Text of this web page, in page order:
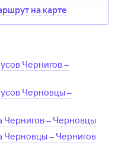
на карте
Чернигов–
Черновцы–
Чернигов– Черновцы
Черновцы– Чернигов